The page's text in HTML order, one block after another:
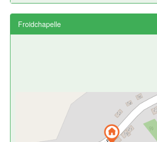
Froidchapelle